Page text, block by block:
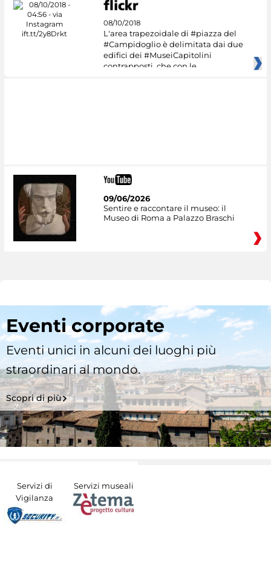
08/10/2018
L'area trapezoidale di #piazza del
#Campidoglio è delimitata dai due
edifici dei #MuseiCapitolini
contrapposti, che con le
09/06/2026
Sentire e raccontare il museo: il
Museo di Roma a Palazzo Braschi
Eventi corporate
Eventi unici in alcuni dei luoghi più
straordinari al mondo.
Scopri di più
Servizi di
Vigilanza
Servizi museali